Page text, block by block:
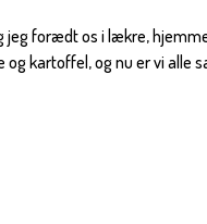
jeg forædt os i lækre,
og kartoffel, og nu er vi alle